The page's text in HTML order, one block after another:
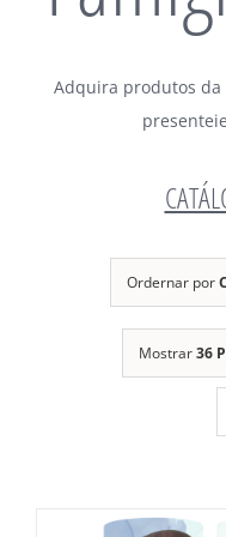
Adquira produtos da
Ordernar por
Mostrar36